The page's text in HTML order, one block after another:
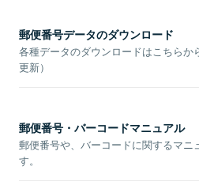
郵便番号データのダウンロード
各種データのダウンロードはこちらか
更新）
郵便番号・バーコードマニュアル
郵便番号や、バーコードに関するマニ
す。